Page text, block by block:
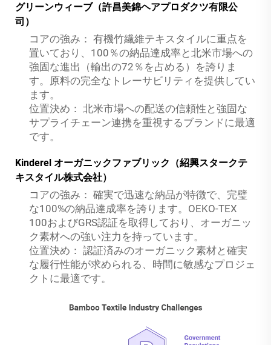
グリーンウィーブ（許昌美錦ヘアプロダクツ有限公
司）
コアの強み： 有機竹繊維テキスタイルに重点を
置いており、100％の納品達成率と北米市場への
強固な進出（輸出の72％を占める）を誇りま
す。原料の完全なトレーサビリティを提供してい
ます。
位置決め： 北米市場への配送の信頼性と強固な
サプライチェーン連携を重視するブランドに最適
です。
Kinderel オーガニックファブリック（紹興スタークテ
キスタイル株式会社）
コアの強み： 確実で迅速な納品が特徴で、完璧
な100%の納品達成率を誇ります。OEKO-TEX
100およびGRS認証を取得しており、オーガニッ
ク素材への強い注力を持っています。
位置決め： 認証済みのオーガニック素材と確実
な履行性能が求められる、時間に敏感なプロジェ
クトに最適です。